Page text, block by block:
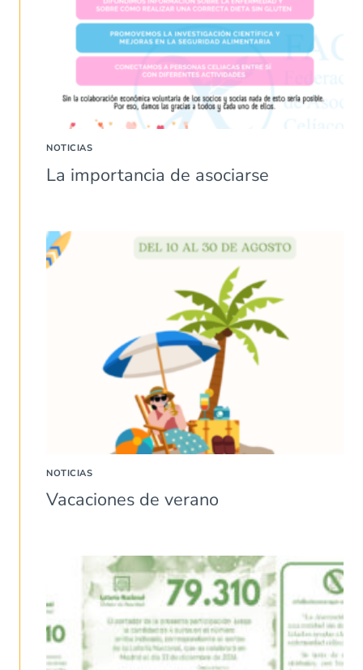
NOTICIAS
La importancia de asociarse
NOTICIAS
Vacaciones de verano